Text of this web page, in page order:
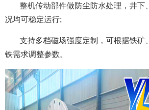
整机传动部件做防尘防水处理，井下
况均可稳定运行;
支持多档磁场强度定制，可根据铁矿
铁需求调整参数。